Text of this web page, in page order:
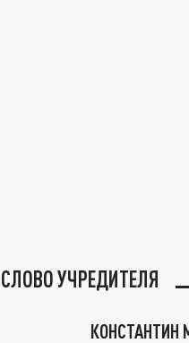
СЛОВО УЧРЕДИТЕЛЯ
КОНСТАНТИН